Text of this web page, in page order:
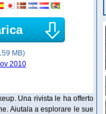
MB)
2010
Una rivista le ha offerto
Aiutala a esplorare le sue